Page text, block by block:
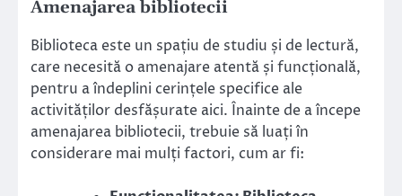
Amenajarea bibliotecii
Biblioteca este un spațiu de studiu și de lectură,
care necesită o amenajare atentă și funcțională,
pentru a îndeplini cerințele specifice ale
activităților desfășurate aici. Înainte de a începe
amenajarea bibliotecii, trebuie să luați în
considerare mai mulți factori, cum ar fi: